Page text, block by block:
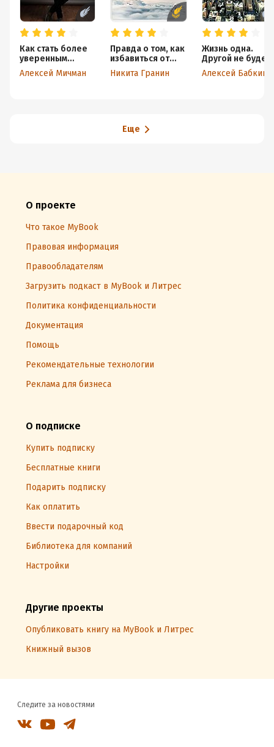
Как стать более
уверенным
в себе
человеком
Алексей Мичман
Правда о том, как
избавиться от
любого страха и
стать увереннее в
Никита Гранин
Жизнь одна.
Другой не будет
Алексей Бабкин
Еще
О проекте
Что такое MyBook
Правовая информация
Правообладателям
Загрузить подкаст в MyBook и Литрес
Политика конфиденциальности
Документация
Помощь
Рекомендательные технологии
Реклама для бизнеса
О подписке
Купить подписку
Бесплатные книги
Подарить подписку
Как оплатить
Ввести подарочный код
Библиотека для компаний
Настройки
Другие проекты
Опубликовать книгу на MyBook и Литрес
Книжный вызов
Следите за новостями